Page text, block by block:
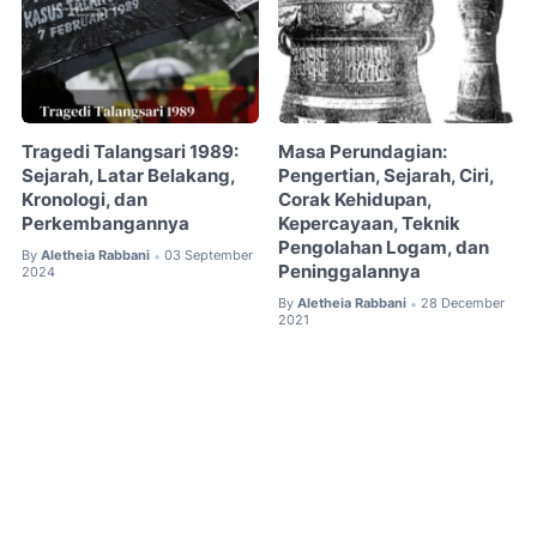
Tragedi Talangsari 1989:
Sejarah, Latar Belakang,
Kronologi, dan
Perkembangannya
By Aletheia Rabbani • 03 September
2024
Masa Perundagian:
Pengertian, Sejarah, Ciri,
Corak Kehidupan,
Kepercayaan, Teknik
Pengolahan Logam, dan
Peninggalannya
By Aletheia Rabbani • 28 December
2021